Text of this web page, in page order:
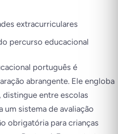
extracurriculares
percurso educacional
português é
abrangente. Ele engloba
distingue entre escolas
um sistema de avaliação
obrigatória para crianças